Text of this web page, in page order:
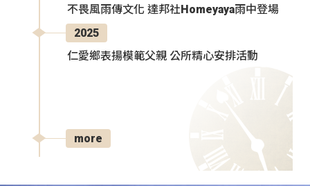
不畏風雨傳文化 達邦社Homeyaya雨中登場
2025
仁愛鄉表揚模範父親 公所精心安排活動
more